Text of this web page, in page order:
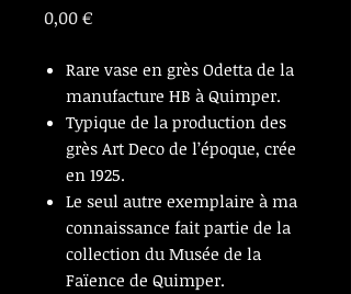
0,00 €Prix
Rare vase en grès Odetta de la
manufacture HB à Quimper.
Typique de la production des
grès Art Deco de l’époque, crée
en 1925.
Le seul autre exemplaire à ma
connaissance fait partie de la
collection du Musée de la
Faïence de Quimper.